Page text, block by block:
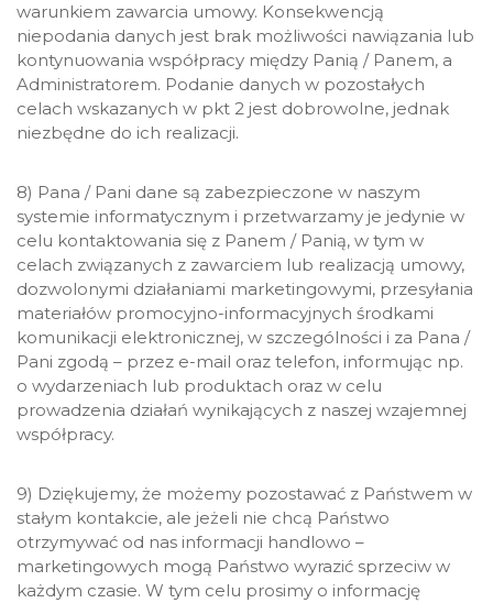
warunkiem zawarcia umowy. Konsekwencją
niepodania danych jest brak możliwości nawiązania lub
kontynuowania współpracy między Panią / Panem, a
Administratorem. Podanie danych w pozostałych
celach wskazanych w pkt 2 jest dobrowolne, jednak
niezbędne do ich realizacji.
8) Pana / Pani dane są zabezpieczone w naszym
systemie informatycznym i przetwarzamy je jedynie w
celu kontaktowania się z Panem / Panią, w tym w
celach związanych z zawarciem lub realizacją umowy,
dozwolonymi działaniami marketingowymi, przesyłania
materiałów promocyjno-informacyjnych środkami
komunikacji elektronicznej, w szczególności i za Pana /
Pani zgodą – przez e-mail oraz telefon, informując np.
o wydarzeniach lub produktach oraz w celu
prowadzenia działań wynikających z naszej wzajemnej
współpracy.
9) Dziękujemy, że możemy pozostawać z Państwem w
stałym kontakcie, ale jeżeli nie chcą Państwo
otrzymywać od nas informacji handlowo –
marketingowych mogą Państwo wyrazić sprzeciw w
każdym czasie. W tym celu prosimy o informację